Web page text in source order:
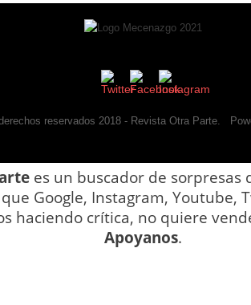
reservados 2018 - Revista Otra Parte.
es un buscador de sorpresas
Google, Instagram, Youtube,
haciendo crítica, no quiere
Apoyanos.